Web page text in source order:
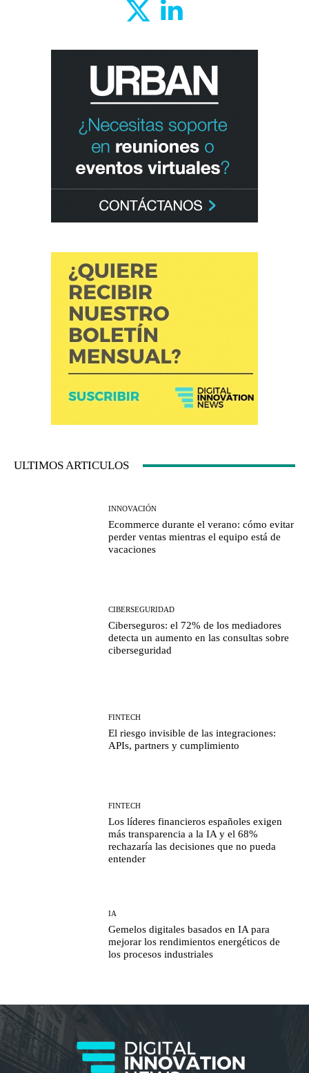
ULTIMOS ARTICULOS
INNOVACIÓN
Ecommerce durante el verano: cómo evitar
perder ventas mientras el equipo está de
vacaciones
CIBERSEGURIDAD
Ciberseguros: el 72% de los mediadores
detecta un aumento en las consultas sobre
ciberseguridad
FINTECH
El riesgo invisible de las integraciones:
APIs, partners y cumplimiento
FINTECH
Los líderes financieros españoles exigen
más transparencia a la IA y el 68%
rechazaría las decisiones que no pueda
entender
IA
Gemelos digitales basados en IA para
mejorar los rendimientos energéticos de
los procesos industriales